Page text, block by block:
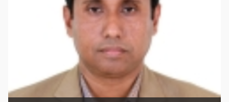
Kazi Mohammad Mahbubur
Rahma্‌n , professor, Department
of political science
Education Enthusiast Representative